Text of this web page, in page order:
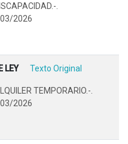
.
2026
LEY Texto Original
TEMPORARIO.-.
2026